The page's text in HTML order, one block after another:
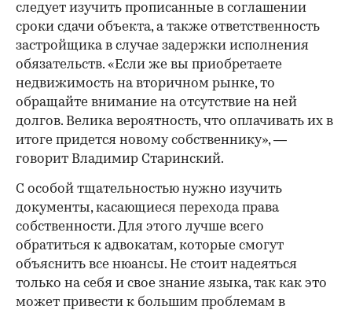
следует изучить прописанные в соглашении
сроки сдачи объекта, а также ответственность
застройщика в случае задержки исполнения
обязательств. «Если же вы приобретаете
недвижимость на вторичном рынке, то
обращайте внимание на отсутствие на ней
долгов. Велика вероятность, что оплачивать их в
итоге придется новому собственнику», —
говорит Владимир Старинский.
С особой тщательностью нужно изучить
документы, касающиеся перехода права
собственности. Для этого лучше всего
обратиться к адвокатам, которые смогут
объяснить все нюансы. Не стоит надеяться
только на себя и свое знание языка, так как это
может привести к большим проблемам в